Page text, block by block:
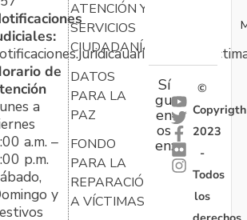
de
a
a.m. –
p.m.
y
ATENCIÓN Y
SERVICIOS
CIUDADANÍA
DATOS
PARA LA
PAZ
FONDO
PARA LA
REPARACIÓN
A VÍCTIMAS
Sí
gu
en
os
en:
©
Copyrigth
2023
-
Todos
los